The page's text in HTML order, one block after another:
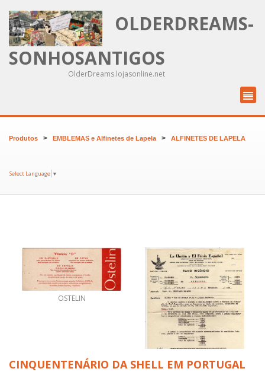
OLDERDREAMS-
SONHOSANTIGOS
OlderDreams.lojasonline.net
Produtos > EMBLEMAS e Alfinetes de Lapela> ALFINETES DE LAPELA
Select Language ▼
OSTELIN
CINQUENTENÁRIO DA SHELL EM PORTUGAL